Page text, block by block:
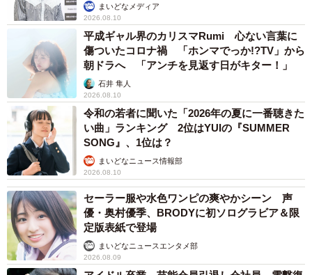
まいどなメディア
2026.08.10
平成ギャル界のカリスマRumi 心ない言葉に
傷ついたコロナ禍 「ホンマでっか!?TV」から
朝ドラへ 「アンチを見返す日がキター！」
石井 隼人
2026.08.10
令和の若者に聞いた「2026年の夏に一番聴きた
い曲」ランキング 2位はYUIの『SUMMER
SONG』、1位は？
まいどなニュース情報部
2026.08.10
セーラー服や水色ワンピの爽やかシーン 声
優・奥村優季、BRODYに初ソログラビア＆限
定版表紙で登場
まいどなニュースエンタメ部
2026.08.09